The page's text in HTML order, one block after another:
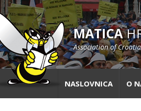
MATICA
Association of
NASLOVNICA O